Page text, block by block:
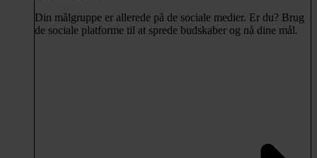
Din målgruppe er allerede på de sociale medier. Er du? Brug
de sociale platforme til at sprede budskaber og nå dine mål.